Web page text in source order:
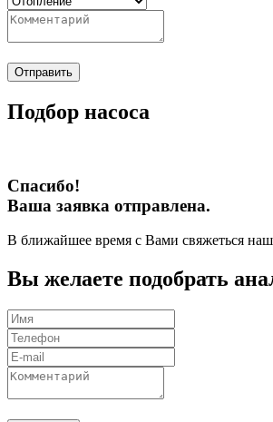
Отправить
Подбор насоса
Спасибо!
Ваша заявка отправлена.
В ближайшее время с Вами свяжеться наш
Вы желаете подобрать